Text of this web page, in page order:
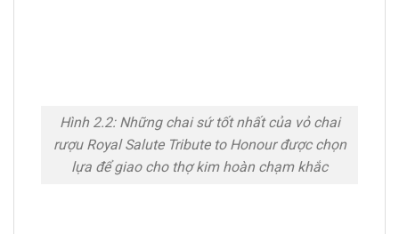
Hình 2.2: Những chai sứ tốt nhất của vỏ chai
rượu Royal Salute Tribute to Honour được chọn
lựa để giao cho thợ kim hoàn chạm khắc